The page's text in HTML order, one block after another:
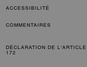
ACCESSIBILITÉ
COMMENTAIRES
DÉCLARATION DE L'ARTICLE
172